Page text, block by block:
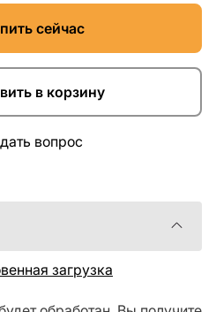
сейчас
в корзину
вопрос
загрузка